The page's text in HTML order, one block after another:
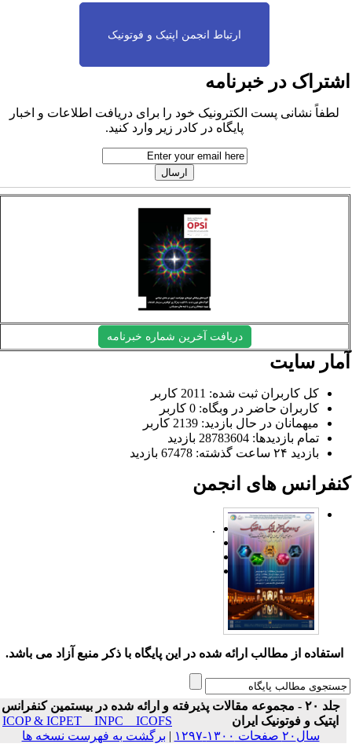
ارتباط انجمن اپتیک و فوتونیک
در خبرنامه
لطفاً نشانی پست الکترونیک خود را برای دریافت اطلاعات و اخبار
پایگاه در کادر زیر وارد کنید.
دریافت آخرین شماره خبرنامه
سایت
کل کاربران ثبت شده: 2011 کاربر
کاربران حاضر در وبگاه: 0 کاربر
میهمانان در حال بازدید: 2139 کاربر
تمام بازدید‌ها: 28783604 بازدید
بازدید ۲۴ ساعت گذشته: 67478 بازدید
های انجمن
.
استفاده از مطالب ارائه شده در این پایگاه با ذکر منبع آزاد می باشد.
جلد ۲۰ - مجموعه مقالات پذیرفته و ارائه شده در بیستمین کنفرانس
اپتیک و فوتونیک ایران
ICOP & ICPET _ INPC _ ICOFS
سال۲۰ صفحات ۱۳۰۰-۱۲۹۷
| برگشت به فهرست نسخه ها